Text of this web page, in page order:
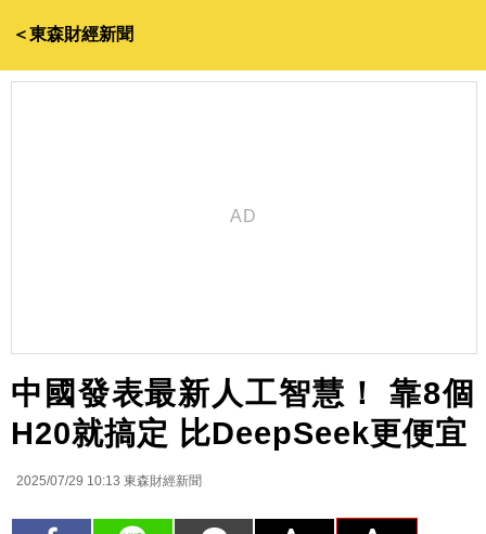
＜東森財經新聞
中國發表最新人工智慧！ 靠8個
H20就搞定 比DeepSeek更便宜
2025/07/29 10:13 東森財經新聞